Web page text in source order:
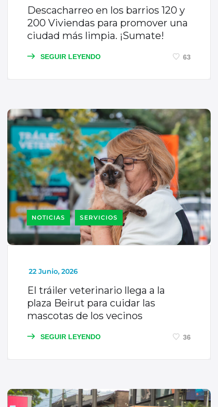
Descacharreo en los barrios 120 y
200 Viviendas para promover una
ciudad más limpia. ¡Sumate!
SEGUIR LEYENDO 63
NOTICIAS SERVICIOS
_
22 Junio, 2026
El tráiler veterinario llega a la
plaza Beirut para cuidar las
mascotas de los vecinos
SEGUIR LEYENDO 36